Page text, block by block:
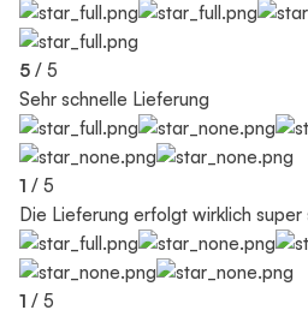
5 / 5
Sehr schnelle Lieferung
1 / 5
Die Lieferung erfolgt wirklich super
1 / 5